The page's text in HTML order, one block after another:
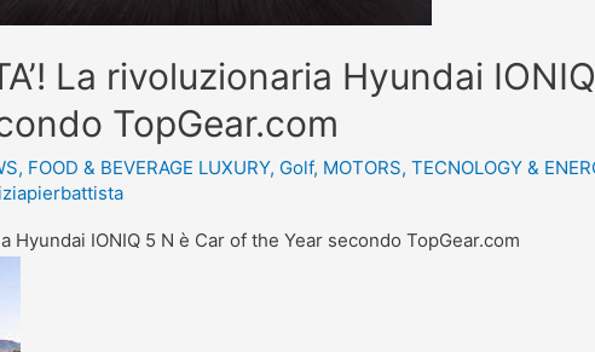
La rivoluzionaria Hyundai
TopGear.com
, FOOD & BEVERAGE LUXURY, Golf, MOTORS, TECNOLOGY &
Hyundai IONIQ 5 N è Car of the Year secondo TopGear.com